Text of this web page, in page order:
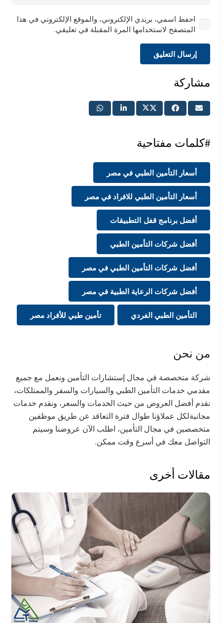
احفظ اسمي، بريدي الإلكتروني، والموقع الإلكتروني في هذا
المتصفح لاستخدامها المرة المقبلة في تعليقي.
إرسال التعليق
مشاركة
#كلمات مفتاحية
أسعار التأمين الطبي في مصر
أسعار التأمين الطبي للافراد في مصر
أفضل برنامج قفل التطبيقات
أفضل شركات التأمين الطبي
أفضل شركات التأمين الطبي في مصر
أفضل شركات الرعاية الطبية في مصر
التأمين الطبي الفردي تأمين طبي للأفراد مصر
من نحن
شركة متخصصة في مجال إستشارات التأمين ونعمل مع جميع
مقدمي خدمات التأمين الطبي والسيارات والسفر والممتلكات،
نقدم أفضل العروض من حيث الخدمات والسعر، ونقدم خدمات
مجانيةلكل عملاؤنا طوال فترة التعاقد عن طريق موظفين
متخصصين في مجال التأمين، اطلب الآن عروضنا وسيتم
التواصل معك في أسرع وقت ممكن.
مقالات أخرى